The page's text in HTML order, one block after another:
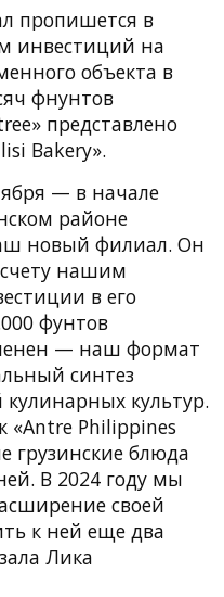
пропишется в
инвестиций на
объекта в
фнунтов
представлено
Bakery».
— в начале
районе
новый филиал. Он
нашим
в его
фунтов
— наш формат
синтез
кулинарных культур.
«Antre Philippines
грузинские блюда
В 2024 году мы
своей
к ней еще два
Лика